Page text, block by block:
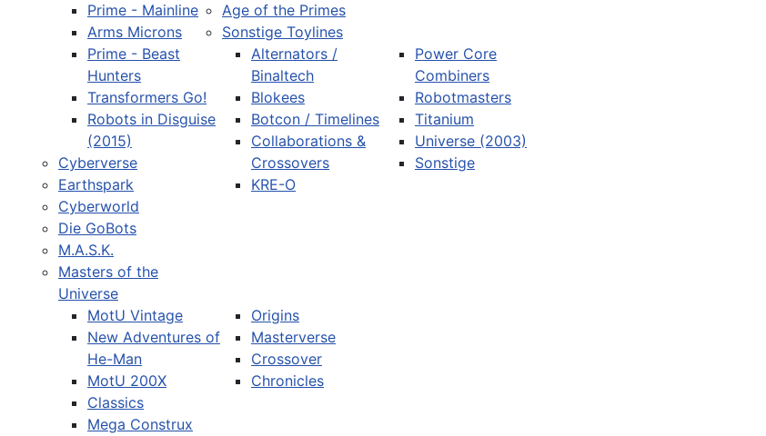
Prime - Mainline
Arms Microns
Prime - Beast
Hunters
Transformers Go!
Robots in Disguise
(2015)
Cyberverse
Earthspark
Cyberworld
Age of the Primes
Sonstige Toylines
Alternators /
Binaltech
Blokees
Botcon / Timelines
Collaborations &
Crossovers
KRE-O
Power Core
Combiners
Robotmasters
Titanium
Universe (2003)
Sonstige
Die GoBots
M.A.S.K.
Masters of the
Universe
MotU Vintage
New Adventures of
He-Man
MotU 200X
Classics
Mega Construx
Origins
Masterverse
Crossover
Chronicles